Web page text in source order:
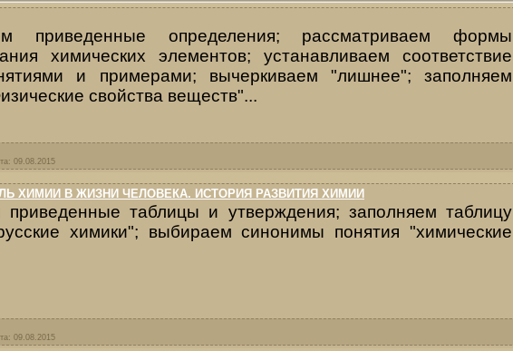
приведенные определения; рассматриваем формы
химических элементов; устанавливаем соответствие
и примерами; вычеркиваем "лишнее"; заполняем
свойства веществ"...
09.08.2015
ХИМИИ В ЖИЗНИ ЧЕЛОВЕКА. ИСТОРИЯ РАЗВИТИЯ ХИМИИ
приведенные таблицы и утверждения; заполняем таблицу
химики"; выбираем синонимы понятия "химические
09.08.2015